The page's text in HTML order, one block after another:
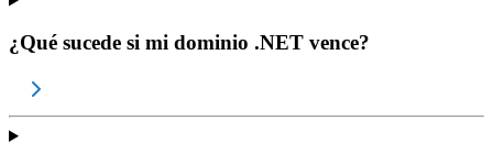
¿Qué sucede si mi dominio .NET vence?